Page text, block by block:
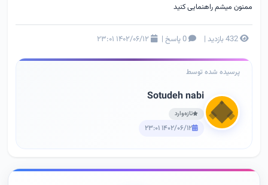
ممنون میشم راهنمایی کنید
432 بازدید | 0 پاسخ |
پرسیده شده توسط
Sotudeh nabi
تازه‌وارد
۱۴۰۲/۰۶/۱۲ ۲۳:۰۱